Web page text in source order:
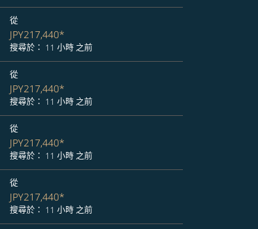
從
JPY217,440*
搜尋於： 11 小時 之前
從
JPY217,440*
搜尋於： 11 小時 之前
從
JPY217,440*
搜尋於： 11 小時 之前
從
JPY217,440*
搜尋於： 11 小時 之前